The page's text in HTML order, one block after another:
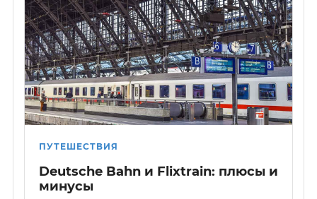
ПУТЕШЕСТВИЯ
Deutsche Bahn и Flixtrain: плюсы и
минусы